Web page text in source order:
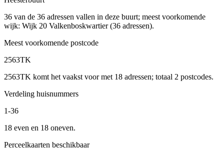
36 van de 36 adressen vallen in deze buurt; meest voorkomende
wijk: Wijk 20 Valkenboskwartier (36 adressen).
Meest voorkomende postcode
2563TK
2563TK komt het vaakst voor met 18 adressen; totaal 2 postcodes.
Verdeling huisnummers
1-36
18 even en 18 oneven.
Perceelkaarten beschikbaar